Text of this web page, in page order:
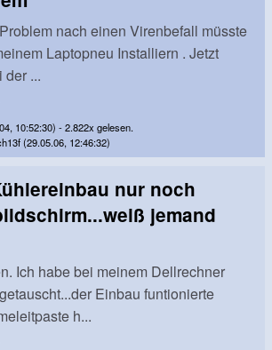
nach einen Virenbefall müsste
Laptopneu Installiern . Jetzt
...
10:52:30) - 2.822x gelesen.
(29.05.06, 12:46:32)
nur noch
jemand
Ich habe bei meinem Dellrechner
Einbau funtionierte
h...